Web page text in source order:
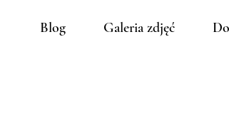
Blog Galeria zdjęć